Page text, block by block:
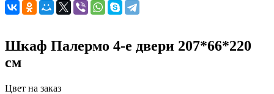
Шкаф Палермо 4-е двери 207*66*220
см
Цвет на заказ